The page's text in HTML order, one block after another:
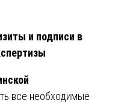
и подписи в
все необходимые